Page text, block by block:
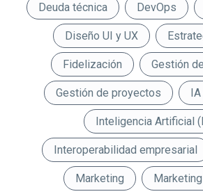
Deuda técnica DevOps
Diseño UI y UX
Fidelización Gestión
Gestión de proyectos
Inteligencia Artificial
Interoperabilidad empresarial
Marketing